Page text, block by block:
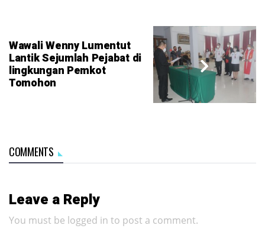
Wawali Wenny Lumentut
Lantik Sejumlah Pejabat di
lingkungan Pemkot
Tomohon
COMMENTS
Leave a Reply
You must be logged in to post a comment.